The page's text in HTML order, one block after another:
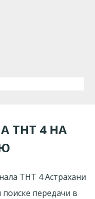
ТНТ 4 НА
ТНТ 4 Астрахани
передачи в